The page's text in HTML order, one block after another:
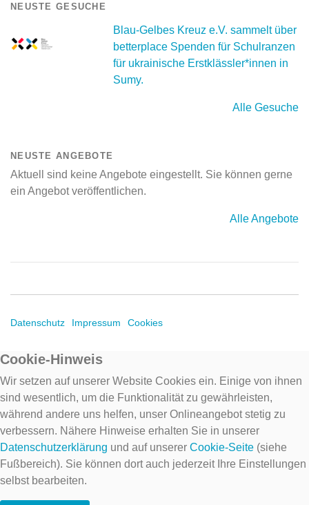
NEUSTE GESUCHE
Blau-Gelbes Kreuz e.V. sammelt über
betterplace Spenden für Schulranzen
für ukrainische Erstklässler*innen in
Sumy.
Alle Gesuche
NEUSTE ANGEBOTE
Aktuell sind keine Angebote eingestellt. Sie können gerne
ein Angebot veröffentlichen.
Alle Angebote
Datenschutz Impressum Cookies
Cookie-Hinweis
Wir setzen auf unserer Website Cookies ein. Einige von ihnen
sind wesentlich, um die Funktionalität zu gewährleisten,
während andere uns helfen, unser Onlineangebot stetig zu
verbessern. Nähere Hinweise erhalten Sie in unserer
Datenschutzerklärung und auf unserer Cookie-Seite (siehe
Fußbereich). Sie können dort auch jederzeit Ihre Einstellungen
selbst bearbeiten.